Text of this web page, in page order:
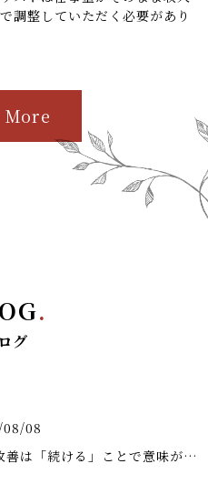
調整していただく必要があり
More
.
グ
08
髪質改善は「続ける」ことで意味が出る